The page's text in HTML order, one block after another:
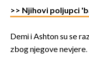
>> Njihovi poljupci
Demi i Ashton su se
zbog njegove nevjere.